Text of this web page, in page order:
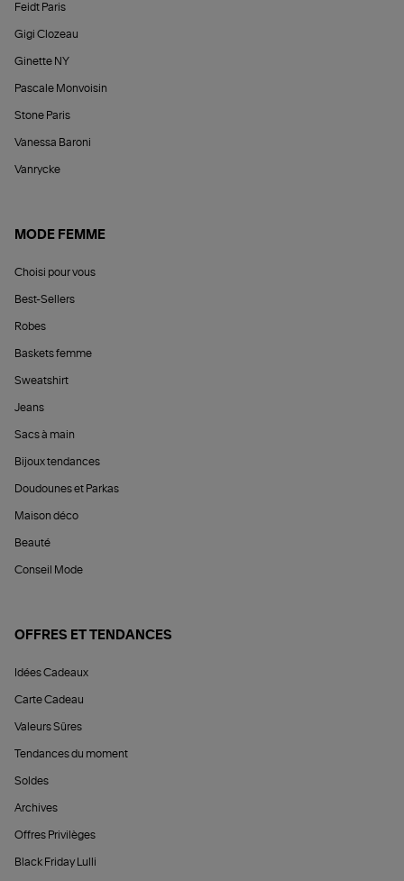
Feidt Paris
Gigi Clozeau
Ginette NY
Pascale Monvoisin
Stone Paris
Vanessa Baroni
Vanrycke
MODE FEMME
Choisi pour vous
Best-Sellers
Robes
Baskets femme
Sweatshirt
Jeans
Sacs à main
Bijoux tendances
Doudounes et Parkas
Maison déco
Beauté
Conseil Mode
OFFRES ET TENDANCES
Idées Cadeaux
Carte Cadeau
Valeurs Sûres
Tendances du moment
Soldes
Archives
Offres Privilèges
Black Friday Lulli